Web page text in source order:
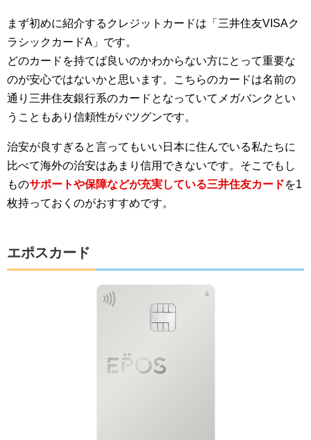
まず初めに紹介するクレジットカードは「三井住友VISAク
ラシックカードA」です。
どのカードを持てば良いのかわからない方にとって重要な
のが安心ではないかと思います。こちらのカードは名前の
通り三井住友銀行系のカードとなっていてメガバンクとい
うこともあり信頼性がバツグンです。
治安が良すぎると言ってもいい日本に住んでいる私たちに
比べて海外の治安はあまり信用できないです。そこでもし
ものサポートや保障などが充実している三井住友カードを1
枚持っておくのがおすすめです。
エポスカード